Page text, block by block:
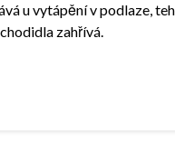
u vytápění v podlaze,
zahřívá.